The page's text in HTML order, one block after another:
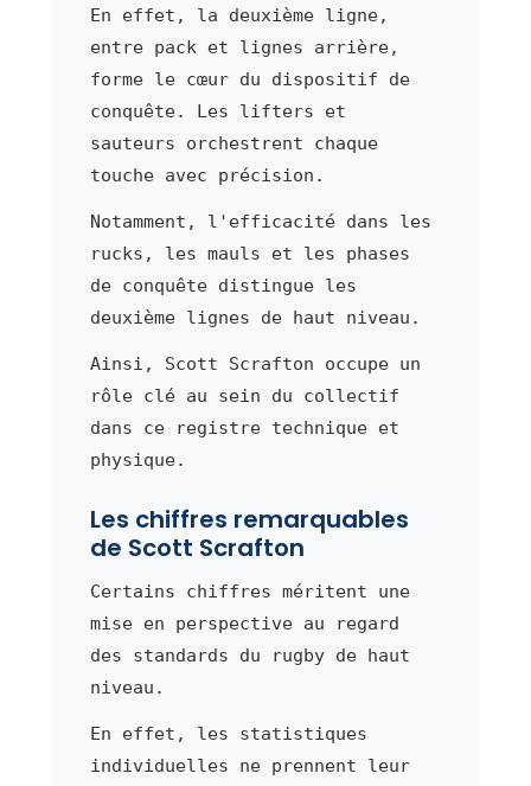
En effet, la deuxième ligne,
entre pack et lignes arrière,
forme le cœur du dispositif de
conquête. Les lifters et
sauteurs orchestrent chaque
touche avec précision.
Notamment, l'efficacité dans les
rucks, les mauls et les phases
de conquête distingue les
deuxième lignes de haut niveau.
Ainsi, Scott Scrafton occupe un
rôle clé au sein du collectif
dans ce registre technique et
physique.
Les chiffres remarquables
de Scott Scrafton
Certains chiffres méritent une
mise en perspective au regard
des standards du rugby de haut
niveau.
En effet, les statistiques
individuelles ne prennent leur